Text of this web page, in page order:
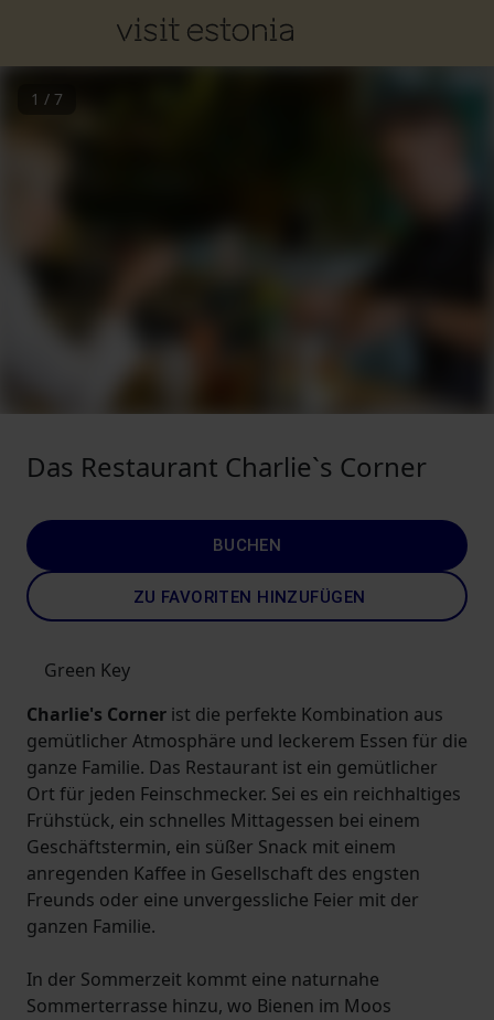
1 / 7
Das Restaurant Charlie`s Corner
BUCHEN
ZU FAVORITEN HINZUFÜGEN
Green Key
Charlie's Corner ist die perfekte Kombination aus
gemütlicher Atmosphäre und leckerem Essen für die
ganze Familie. Das Restaurant ist ein gemütlicher
Ort für jeden Feinschmecker. Sei es ein reichhaltiges
Frühstück, ein schnelles Mittagessen bei einem
Geschäftstermin, ein süßer Snack mit einem
anregenden Kaffee in Gesellschaft des engsten
Freunds oder eine unvergessliche Feier mit der
ganzen Familie.
In der Sommerzeit kommt eine naturnahe
Sommerterrasse hinzu, wo Bienen im Moos